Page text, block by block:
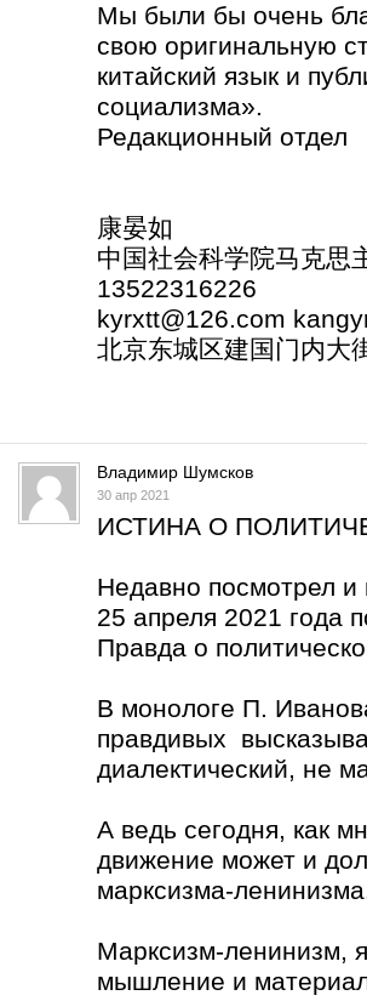
Мы были бы очень
свою оригинальную
китайский язык и
социализма».
Редакционный отдел
康晏如
中国社会科学院马克思
13522316226
kyrxtt@126.com
北京东城区建国门内大
Владимир Шумсков
30 апр 2021
ИСТИНА О
Недавно посмотрел
25 апреля 2021 года
Правда о
В монологе П.
правдивых
диалектический, не
А ведь сегодня, как
движение может и
марксизма-
Марксизм-ленинизм,
мышление и